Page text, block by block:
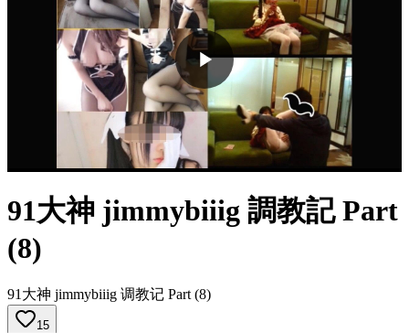
91大神 jimmybiiig 調教記 Part
(8)
91大神 jimmybiiig 调教记 Part (8)
15